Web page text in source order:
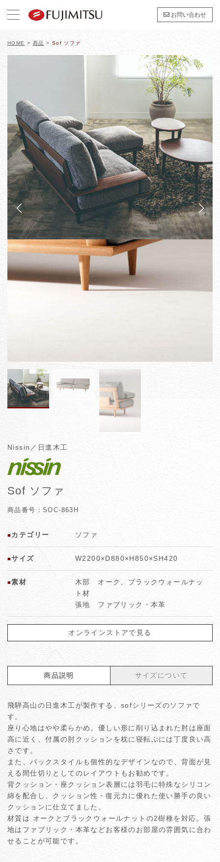
お問い合わせ
HOME > 商品 > Sof ソファ
Nissin／日進木工
Sof ソファ
商品番号：SOC-863H
■ カテゴリー ソファ
■サイズ W2200×D880×H850×SH420
■素材
木部 オーク、ブラックウォールナッ
ト材
張地 ファブリック・本革
オンラインストアで見る
商品説明 サイズについて
飛騨高山の日進木工が製作する、sofシリーズのソファで
す。
座り心地はやや柔らかめ。優しい形に削り込まれた肘は座面
高に近く、付属の肘クッションを枕に寝転ぶには丁度良い高
さです。
また、バックスタイルも個性的なデザインなので、背面が見
える間仕切りとしてのレイアウトもお勧めです。
背クッション・座クッション表層には羽毛に特殊なシリコン
綿を配合し、クッション性・復元力に優れた使い勝手の良い
クッションに仕立てました。
材質は オークとブラックウォールナットの2樹種を対応。張
地はファブリック・本革などお客様のお部屋の雰囲気に合わ
せることが可能です。